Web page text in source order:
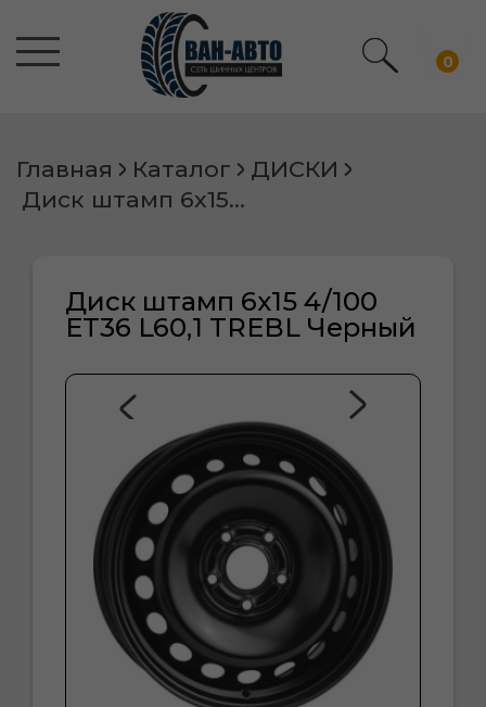
0
Главная Каталог
ДИСКИ
Диск штамп 6х15 4/100 ET36 L60,1 TREBL Черный
Диск штамп 6х15 4/100
ET36 L60,1 TREBL Черный